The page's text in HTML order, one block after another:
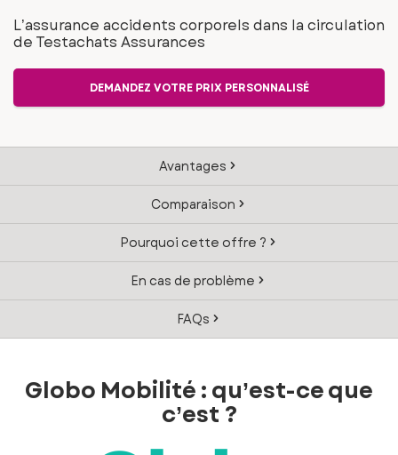
L’assurance accidents corporels dans la circulation
de Testachats Assurances
DEMANDEZ VOTRE PRIX PERSONNALISÉ
Avantages
Comparaison
Pourquoi cette offre ?
En cas de problème
FAQs
Globo Mobilité : qu’est-ce que
c’est ?